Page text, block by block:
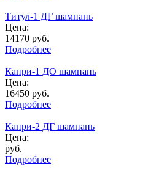
Титул-1 ДГ шампань
Цена:
14170 руб.
Подробнее
Капри-1 ДО шампань
Цена:
16450 руб.
Подробнее
Капри-2 ДГ шампань
Цена:
руб.
Подробнее